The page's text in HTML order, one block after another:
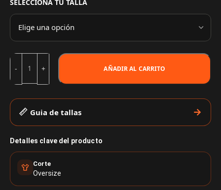
SELECCIONA TU TALLA
AÑADIR AL CARRITO
Guia de tallas
Detalles clave del producto
Corte
Oversize